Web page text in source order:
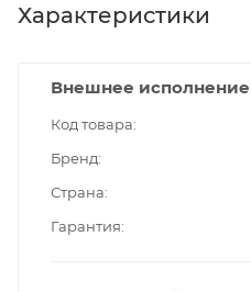
Характеристики
Внешнее исполнение
Код товара
Бренд
Страна
Гарантия